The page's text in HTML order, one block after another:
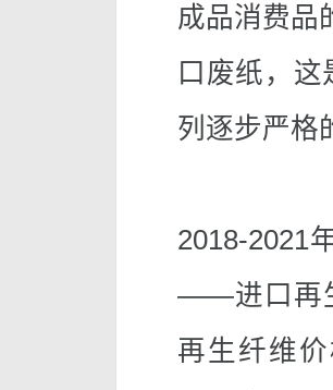
成品消费品
口废纸，
列逐步严格
2018-2021
——进口再
再生纤维